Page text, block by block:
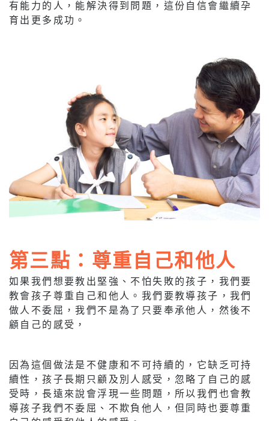
有能力的人，能解決得到問題，這份自信會繼續孕
育出更多成功。
第三點：尊重自己和他人
如果我們想要教出堅強、不怕失敗的孩子，我們要
教會孩子尊重自己和他人。我們要教導孩子，我們
做人不委屈，我們不是為了只要奉承他人，然後不
顧自己的感受，
因為這個做法是不健康和不可持續的，它缺乏可持
續性，孩子長期只顧及別人感受，忽略了自己的感
受時，長遠來說會浮現一些問題，所以我們也會教
導孩子我們不委屈、不欺負他人，但同時也要尊重